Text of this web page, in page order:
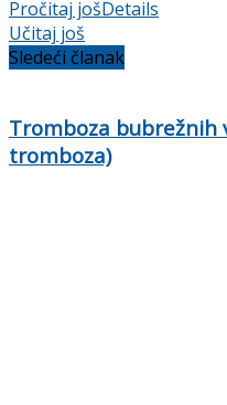
Pročitaj jošDetails
Učitaj još
Sledeći članak
Tromboza bubrežnih
tromboza)